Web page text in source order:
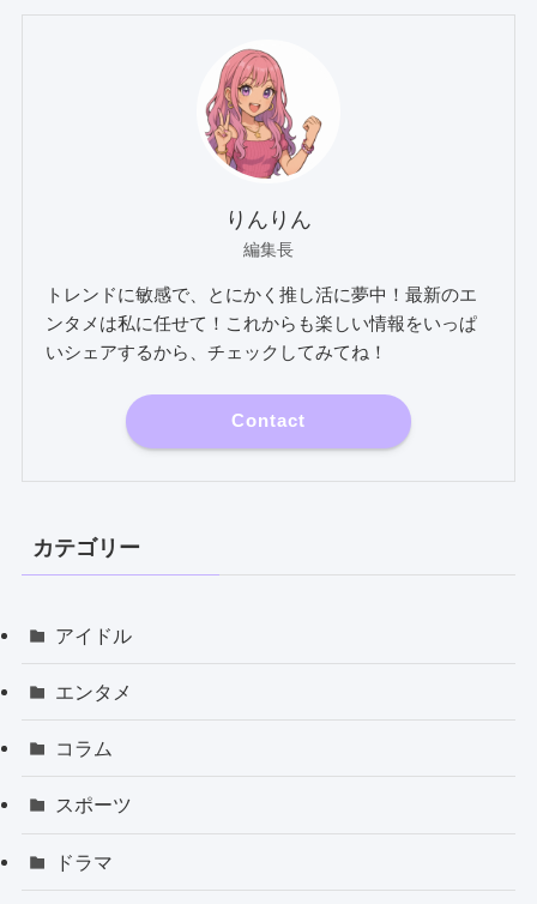
りんりん
編集長
トレンドに敏感で、とにかく推し活に夢中！最新のエ
ンタメは私に任せて！これからも楽しい情報をいっぱ
いシェアするから、チェックしてみてね！
Contact
カテゴリー
アイドル
エンタメ
コラム
スポーツ
ドラマ